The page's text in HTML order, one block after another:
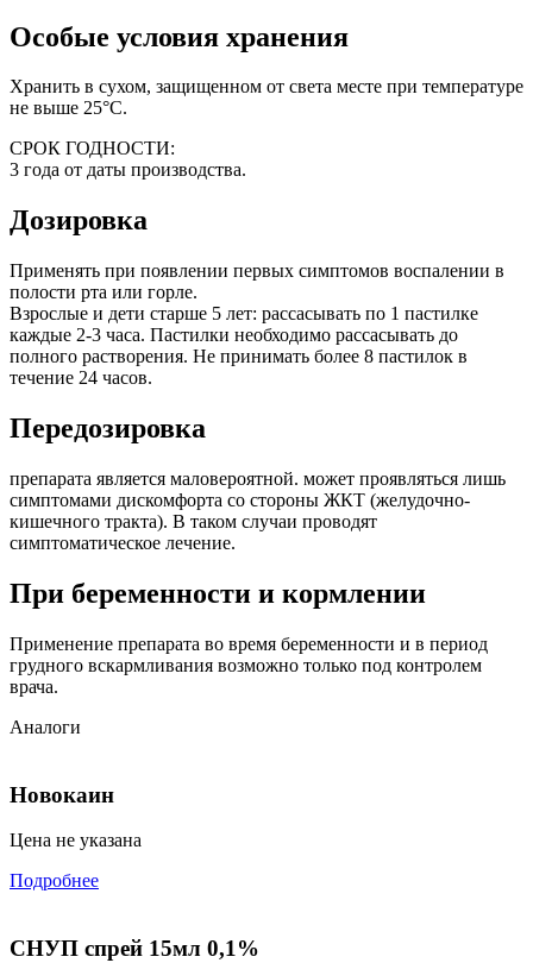
Особые условия хранения
Хранить в сухом, защищенном от света месте при температуре
не выше 25°С.
СРОК ГОДНОСТИ:
3 года от даты производства.
Дозировка
Применять при появлении первых симптомов воспалении в
полости рта или горле.
Взрослые и дети старше 5 лет: рассасывать по 1 пастилке
каждые 2-3 часа. Пастилки необходимо рассасывать до
полного растворения. Не принимать более 8 пастилок в
течение 24 часов.
Передозировка
препарата является маловероятной. может проявляться лишь
симптомами дискомфорта со стороны ЖКТ (желудочно-
кишечного тракта). В таком случаи проводят
симптоматическое лечение.
При беременности и кормлении
Применение препарата во время беременности и в период
грудного вскармливания возможно только под контролем
врача.
Аналоги
Новокаин
Цена не указана
Подробнее
СНУП спрей 15мл 0,1%